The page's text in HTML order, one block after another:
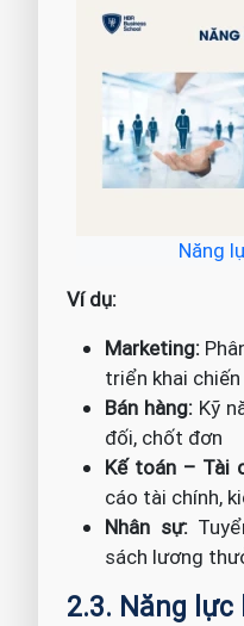
Năng
Ví dụ:
Marketing:
triển khai
Bán hàng: Kỹ
đối, chốt đơn
Kế toán – Tài
cáo tài chính,
Nhân sự:
sách lương
2.3. Năng